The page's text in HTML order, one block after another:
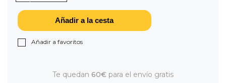
Añadir a la cesta
Añadir a favoritos
Te quedan 60€ para el envío gratis